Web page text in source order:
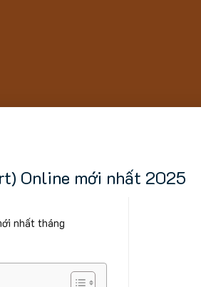
Online mới nhất 2025
nhất tháng